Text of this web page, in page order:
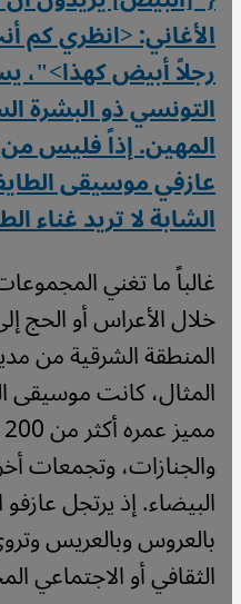
الأغاني: <انظري كم
رجلاً أبيض كهذا>"،
التونسي ذو البشرة
المهين. إذاً فليس
عازفي موسيقى
الشابة لا تريد غناء
غالباً ما تغني
خلال الأعراس أو الحج
المنطقة الشرقية من
المثال، كانت
والجنازات، وتجمعات
البيضاء. إذ يرتجل
بالعروس وبالعريس
الثقافي أو الاجتماعي